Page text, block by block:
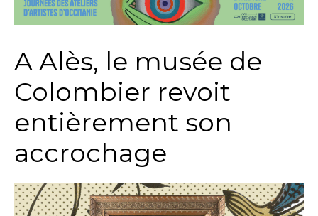
A Alès, le musée de
Colombier revoit
entièrement son
accrochage